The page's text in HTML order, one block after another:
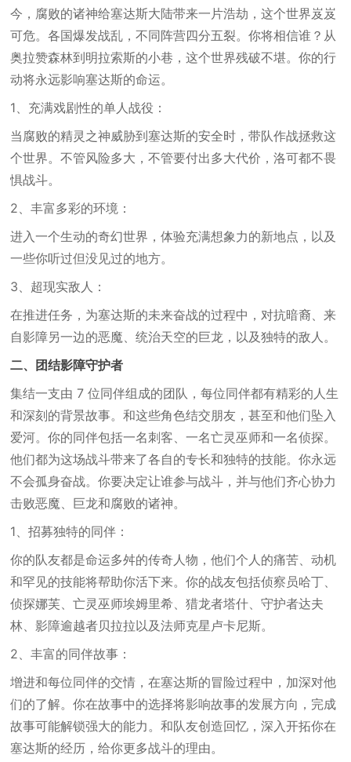
今，腐败的诸神给塞达斯大陆带来一片浩劫，这个世界岌岌
可危。各国爆发战乱，不同阵营四分五裂。你将相信谁？从
奥拉赞森林到明拉索斯的小巷，这个世界残破不堪。你的行
动将永远影响塞达斯的命运。
1、充满戏剧性的单人战役：
当腐败的精灵之神威胁到塞达斯的安全时，带队作战拯救这
个世界。不管风险多大，不管要付出多大代价，洛可都不畏
惧战斗。
2、丰富多彩的环境：
进入一个生动的奇幻世界，体验充满想象力的新地点，以及
一些你听过但没见过的地方。
3、超现实敌人：
在推进任务，为塞达斯的未来奋战的过程中，对抗暗裔、来
自影障另一边的恶魔、统治天空的巨龙，以及独特的敌人。
二、团结影障守护者
集结一支由 7 位同伴组成的团队，每位同伴都有精彩的人生
和深刻的背景故事。和这些角色结交朋友，甚至和他们坠入
爱河。你的同伴包括一名刺客、一名亡灵巫师和一名侦探。
他们都为这场战斗带来了各自的专长和独特的技能。你永远
不会孤身奋战。你要决定让谁参与战斗，并与他们齐心协力
击败恶魔、巨龙和腐败的诸神。
1、招募独特的同伴：
你的队友都是命运多舛的传奇人物，他们个人的痛苦、动机
和罕见的技能将帮助你活下来。你的战友包括侦察员哈丁、
侦探娜芙、亡灵巫师埃姆里希、猎龙者塔什、守护者达夫
林、影障逾越者贝拉拉以及法师克星卢卡尼斯。
2、丰富的同伴故事：
增进和每位同伴的交情，在塞达斯的冒险过程中，加深对他
们的了解。你在故事中的选择将影响故事的发展方向，完成
故事可能解锁强大的能力。和队友创造回忆，深入开拓你在
塞达斯的经历，给你更多战斗的理由。